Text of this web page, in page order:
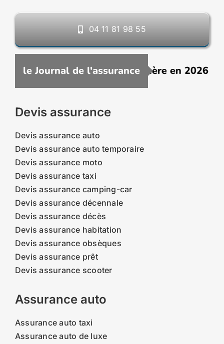
04 11 81 98 55
le Journal de l'assurance
assurance VTC moins chère en 2026 :
Devis assurance
Devis assurance auto
Devis assurance auto temporaire
Devis assurance moto
Devis assurance taxi
Devis assurance camping-car
Devis assurance décennale
Devis assurance décès
Devis assurance habitation
Devis assurance obsèques
Devis assurance prêt
Devis assurance scooter
Assurance auto
Assurance auto taxi
Assurance auto de luxe